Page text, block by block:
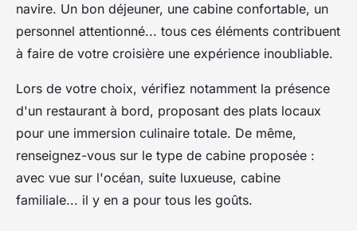
navire. Un bon déjeuner, une cabine confortable, un
personnel attentionné... tous ces éléments contribuent
à faire de votre croisière une expérience inoubliable.
Lors de votre choix, vérifiez notamment la présence
d'un restaurant à bord, proposant des plats locaux
pour une immersion culinaire totale. De même,
renseignez-vous sur le type de cabine proposée :
avec vue sur l'océan, suite luxueuse, cabine
familiale... il y en a pour tous les goûts.